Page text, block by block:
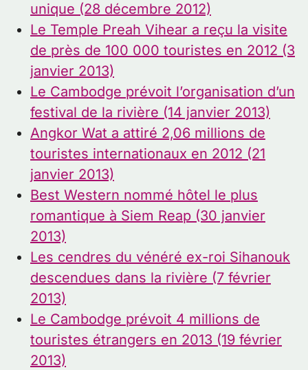
unique (28 décembre 2012)
Le Temple Preah Vihear a reçu la visite
de près de 100 000 touristes en 2012 (3
janvier 2013)
Le Cambodge prévoit l’organisation d’un
festival de la rivière (14 janvier 2013)
Angkor Wat a attiré 2,06 millions de
touristes internationaux en 2012 (21
janvier 2013)
Best Western nommé hôtel le plus
romantique à Siem Reap (30 janvier
2013)
Les cendres du vénéré ex-roi Sihanouk
descendues dans la rivière (7 février
2013)
Le Cambodge prévoit 4 millions de
touristes étrangers en 2013 (19 février
2013)